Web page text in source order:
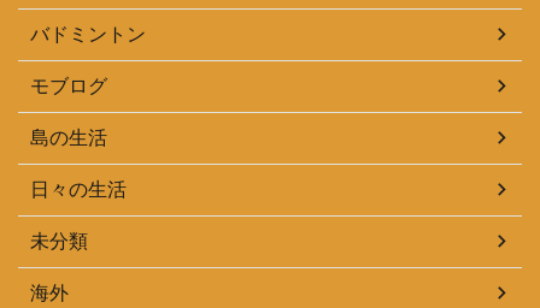
バドミントン
モブログ
島の生活
日々の生活
未分類
海外